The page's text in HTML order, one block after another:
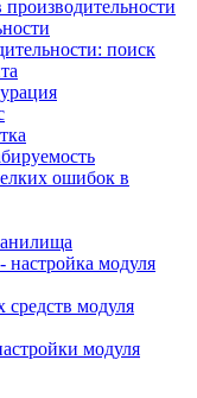
поиск
ошибок в
модуля
модуля
модуля